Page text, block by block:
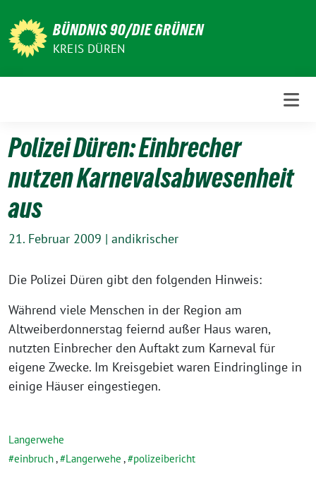
zum
Inhalt
BÜNDNIS 90/DIE GRÜNEN
KREIS DÜREN
Polizei Düren: Einbrecher
nutzen Karnevalsabwesenheit
aus
21. Februar 2009 | andikrischer
Die Polizei Düren gibt den folgenden Hinweis:
Während viele Menschen in der Region am
Altweiberdonnerstag feiernd außer Haus waren,
nutzten Einbrecher den Auftakt zum Karneval für
eigene Zwecke. Im Kreisgebiet waren Eindringlinge in
einige Häuser eingestiegen.
Langerwehe
einbruch, Langerwehe , polizeibericht